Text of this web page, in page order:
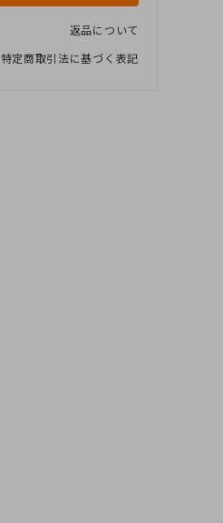
返品について
特定商取引法に基づく表記